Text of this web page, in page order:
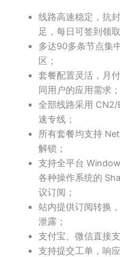
线路高速稳定，抗
足，每日可签到领
多达90多条节点集
区；
套餐配置灵活，月
同用户的应用需求；
全部线路采用 CN2/
速专线；
所有套餐均支持
解锁；
支持全平台
各种操作系统的
议订阅；
站内提供订阅转换
泄露；
支付宝、微信直接
支持提交工单，响